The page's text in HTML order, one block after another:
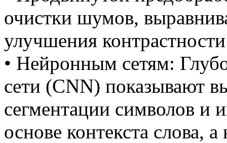
очистки шумов,
улучшения
• Нейронным сетям:
сети (CNN) показывают
сегментации символов и
основе контекста слова,